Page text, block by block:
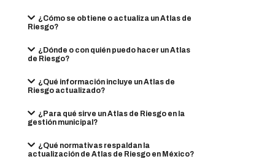
¿Cómo se obtiene o actualiza un Atlas de
Riesgo?
¿Dónde o con quién puedo hacer un Atlas
de Riesgo?
¿Qué información incluye un Atlas de
Riesgo actualizado?
¿Para qué sirve un Atlas de Riesgo en la
gestión municipal?
¿Qué normativas respaldan la
actualización de Atlas de Riesgo en México?